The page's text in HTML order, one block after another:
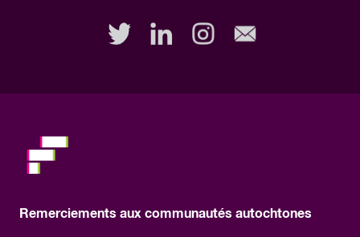
Remerciements aux communautés autochtones